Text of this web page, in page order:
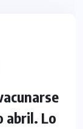
abril. Lo